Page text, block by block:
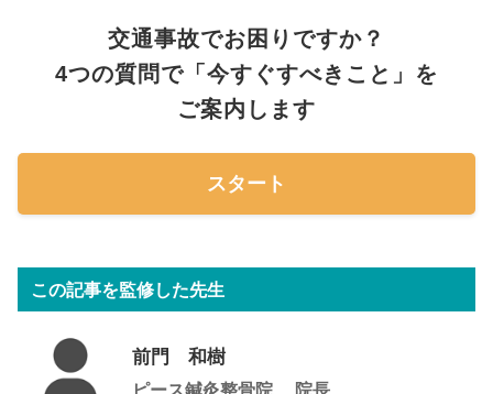
交通事故でお困りですか？
4つの質問で「今すぐすべきこと」を
ご案内します
スタート
この記事を監修した先生
前門 和樹